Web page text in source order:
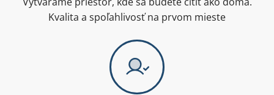
Kvalita a spoľahlivosť na prvom mieste